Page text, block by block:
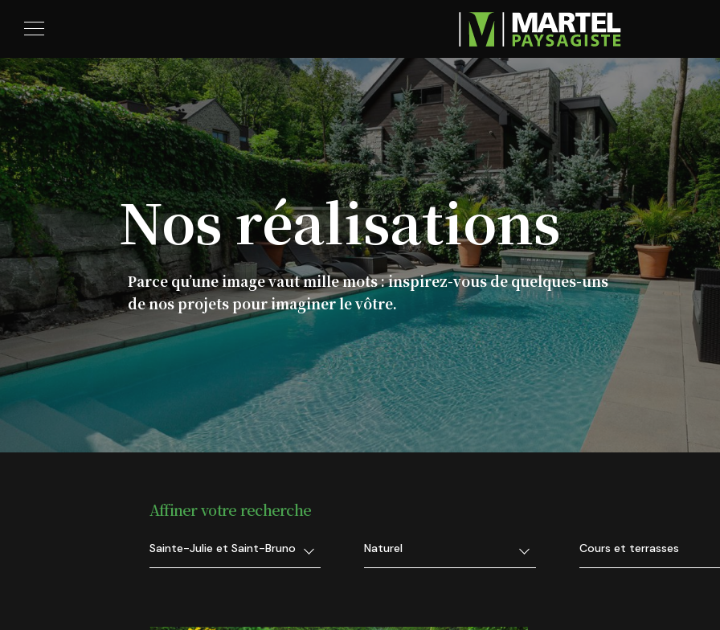
Nosréalisations
Parce qu’une image vaut mille mots : inspirez-vous de quelques-uns
de nos projets pour imaginer le vôtre.
Affiner votre recherche
Sainte-Julie et Saint-Bruno Naturel Cours et terrasses